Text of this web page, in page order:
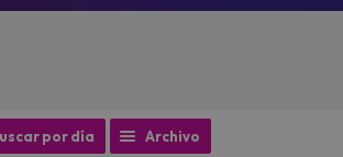
por día Archivo